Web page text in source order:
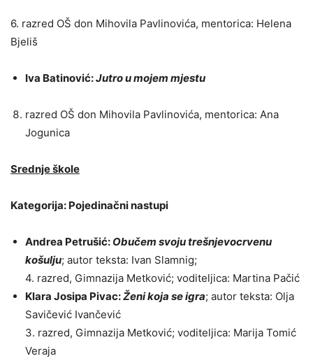
6. razred OŠ don Mihovila Pavlinovića, mentorica: Helena
Bjeliš
Iva Batinović:Jutro u mojem mjestu
razred OŠ don Mihovila Pavlinovića, mentorica: Ana
Jogunica
Srednje škole
Kategorija: Pojedinačni nastupi
Andrea Petrušić: Obučem svoju trešnjevocrvenu
košulju; autor teksta: Ivan Slamnig;
4. razred, Gimnazija Metković; voditeljica: Martina Pačić
Klara Josipa Pivac:Ženi koja se igra; autor teksta: Olja
Savičević Ivančević
3. razred, Gimnazija Metković; voditeljica: Marija Tomić
Veraja